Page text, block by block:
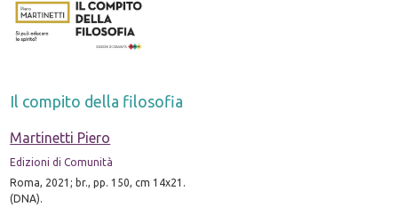
Il compito della filosofia
Martinetti Piero
Edizioni di Comunità
Roma, 2021; br., pp. 150, cm 14x21.
(DNA).